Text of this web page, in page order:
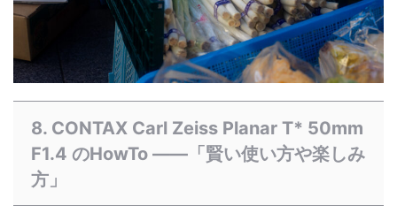
8. CONTAX Carl Zeiss Planar T* 50mm
F1.4 のHowTo ——「賢い使い方や楽しみ
方」